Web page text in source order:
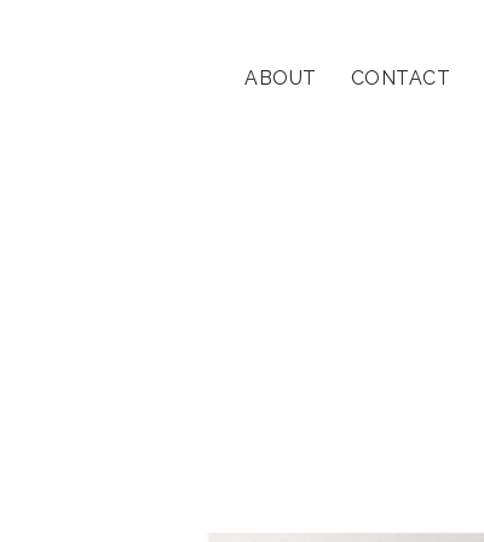
ABOUT CONTACT